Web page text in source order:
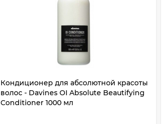
Кондиционер для абсолютной красоты
волос - Davines OI Absolute Beautifying
Conditioner 1000 мл